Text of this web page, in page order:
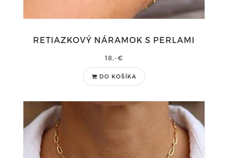
RETIAZKOVÝ NÁRAMOK S PERLAMI
18,-€
DO KOŠÍKA